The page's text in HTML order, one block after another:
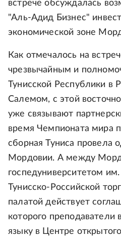
встрече обсуждалась
"Аль-Адид Бизнес"
экономической зоне
Как отмечалось на
чрезвычайным и
Тунисской Республики в
Салемом, с этой
уже связывают
время Чемпионата мира
сборная Туниса провела
Мордовии. А между
госпедуниверситетом им.
Тунисско-Российской
палатой действует
которого преподаватели
языку в Центре